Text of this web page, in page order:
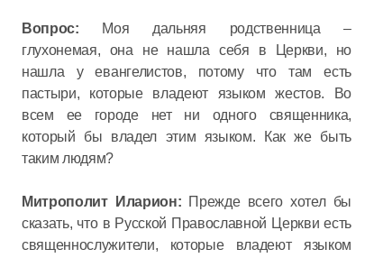
Вопрос: Моя дальняя родственница –
глухонемая, она не нашла себя в Церкви, но
нашла у евангелистов, потому что там есть
пастыри, которые владеют языком жестов. Во
всем ее городе нет ни одного священника,
который бы владел этим языком. Как же быть
таким людям?
Митрополит Иларион: Прежде всего хотел бы
сказать, что в Русской Православной Церкви есть
священнослужители, которые владеют языком